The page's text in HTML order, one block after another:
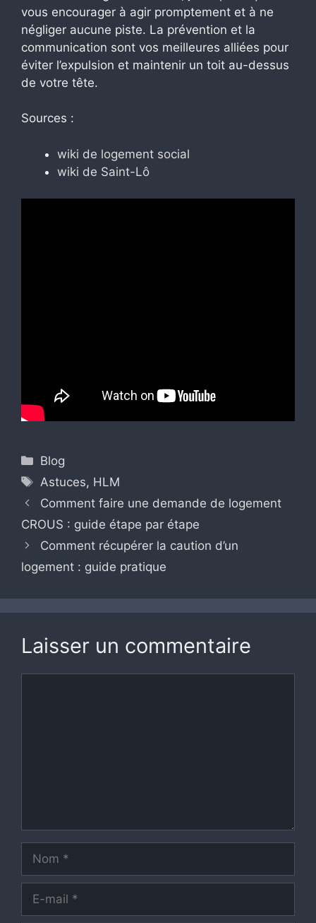
vous encourager à agir promptement et à ne
négliger aucune piste. La prévention et la
communication sont vos meilleures alliées pour
éviter l’expulsion et maintenir un toit au-dessus
de votre tête.
Sources :
wiki de logement social
wiki de Saint-Lô
Catégories
Blog
Étiquettes
Astuces, HLM
Comment faire une demande de logement
CROUS : guide étape par étape
Comment récupérer la caution d’un
logement : guide pratique
Laisser un commentaire
Nom